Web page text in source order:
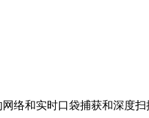
络和实时口袋捕获和深度扫